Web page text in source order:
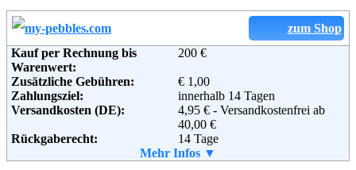
Weiterführende
Weitere Zahlungsmethoden:
Adresse:
Pearlfection GmbH
Elsenheimerstr. 59
D-80687 München
+49-(0)89-20001470
zum Shop
Kauf per Rechnung bis
Warenwert:
200 €
Zusätzliche Gebühren:
€ 1,00
Zahlungsziel:
innerhalb 14 Tagen
Versandkosten (DE):
4,95 € - Versandkostenfrei ab
40,00 €
Rückgaberecht:
14 Tage
Mehr Infos ▼